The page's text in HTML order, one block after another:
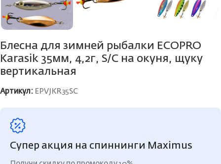
Блесна для зимней рыбалки ECOPRO
Karasik 35мм, 4,2г, S/C на окуня, щуку
вертикальная
Артикул: EPVJKR35SC
Супер акция на спиннинги Maximus